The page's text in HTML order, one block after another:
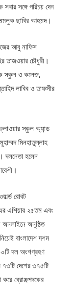
বিডিওএসএন’র
সঙ্গে পরিচয় দেন
আবু নাফিস
তাজওয়ার চৌধুরী।
স্কুল ও কলেজ,
লাবিব ও তাফসীর
স্কুল অ্যান্ড
মিনহাতুল্লাহ
হলেন
রোবট
এশিয়ার ২৫তম এবং
অনুষ্ঠিত
বাংলাদেশ দশম
দল অংশগ্রহণ
দেশের ৩৭৫টি
ব্রোঞ্জপদকের